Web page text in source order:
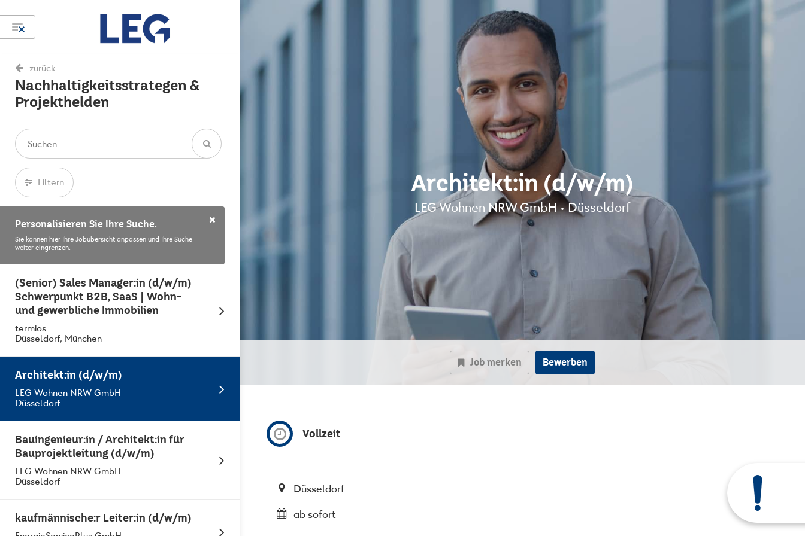
zurück
Nachhaltigkeitsstrategen &
Projekthelden
Filtern
Personalisieren Sie Ihre Suche.
Sie können hier Ihre Jobübersicht anpassen und Ihre Suche
weiter eingrenzen.
(Senior) Sales Manager:in (d/w/m)
Schwerpunkt B2B, SaaS | Wohn-
und gewerbliche Immobilien
termios
Düsseldorf, München
Architekt:in (d/w/m)
LEG Wohnen NRW GmbH
Düsseldorf
Bauingenieur:in / Architekt:in für
Bauprojektleitung (d/w/m)
LEG Wohnen NRW GmbH
Düsseldorf
kaufmännische:r Leiter:in (d/w/m)
Architekt:in (d/w/m)
LEG Wohnen NRW GmbH • Düsseldorf
Job merken Bewerben
Vollzeit
Düsseldorf
ab sofort